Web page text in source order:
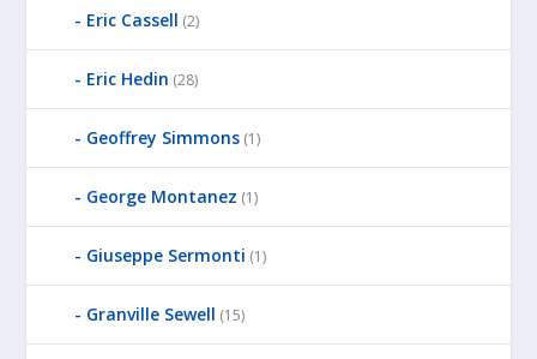
Eric Cassell (2)
Eric Hedin (28)
Geoffrey Simmons (1)
George Montanez (1)
Giuseppe Sermonti (1)
Granville Sewell (15)